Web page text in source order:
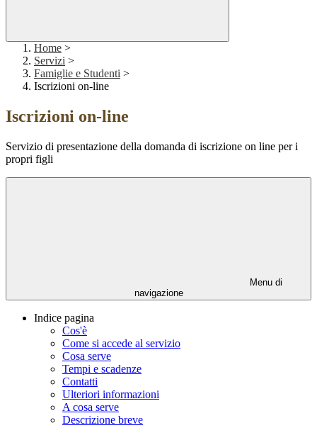
Home >
Servizi >
Famiglie e Studenti >
Iscrizioni on-line
Iscrizioni on-line
Servizio di presentazione della domanda di iscrizione on line per i
propri figli
Menu di
navigazione
Indice pagina
Cos'è
Come si accede al servizio
Cosa serve
Tempi e scadenze
Contatti
Ulteriori informazioni
A cosa serve
Descrizione breve